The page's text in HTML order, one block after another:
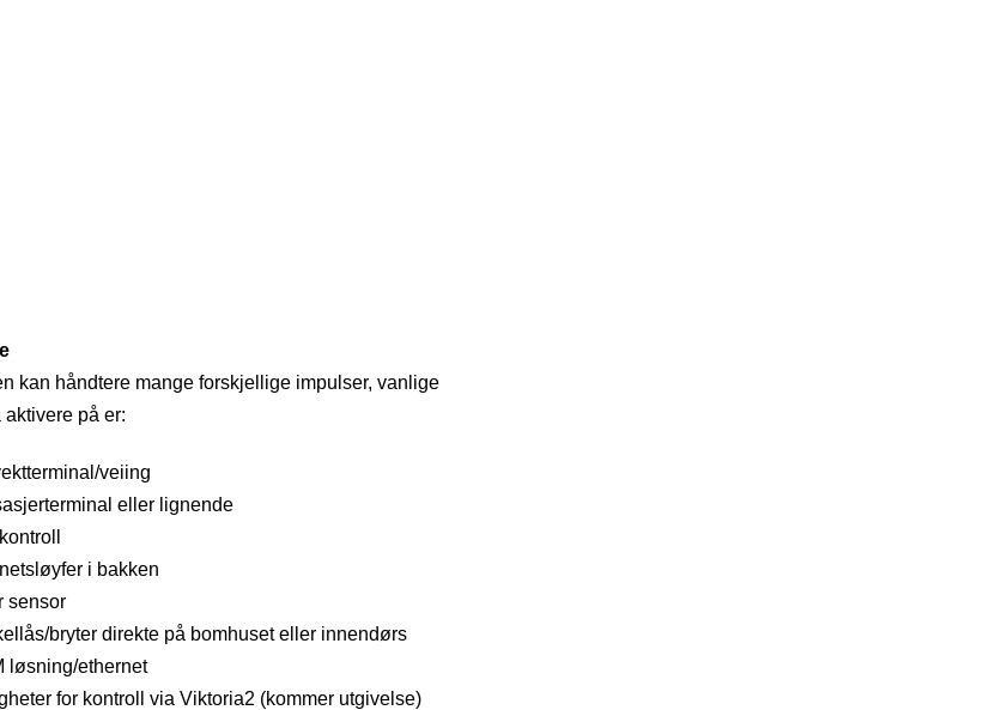
kan håndtere mange forskjellige impulser, vanlige
aktivere på er:
veiing
eller lignende
i bakken
sensor
bryter direkte på bomhuset eller innendørs
løsning/ethernet
for kontroll via Viktoria2 (kommer utgivelse)